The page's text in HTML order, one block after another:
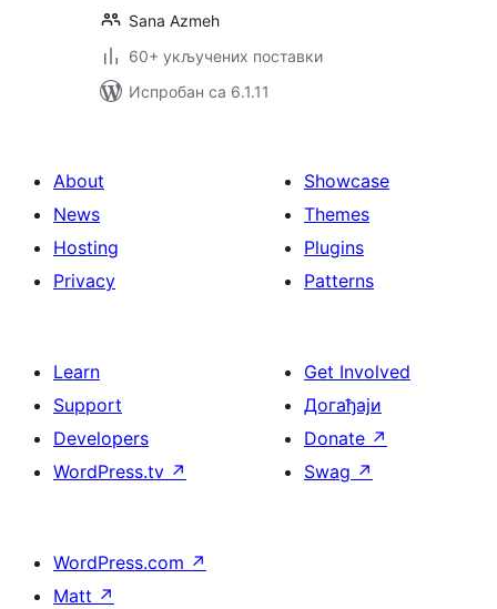
Sana Azmeh
60+ укључених поставки
Испробан са 6.1.11
About
News
Hosting
Privacy
Showcase
Themes
Plugins
Patterns
Learn
Support
Developers
WordPress.tv ↗
Get Involved
Догађаји
Donate ↗
Swag ↗
WordPress.com ↗
Matt ↗